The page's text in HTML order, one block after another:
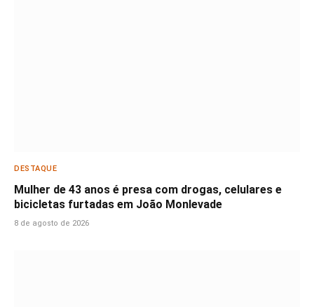
DESTAQUE
Mulher de 43 anos é presa com drogas, celulares e
bicicletas furtadas em João Monlevade
8 de agosto de 2026